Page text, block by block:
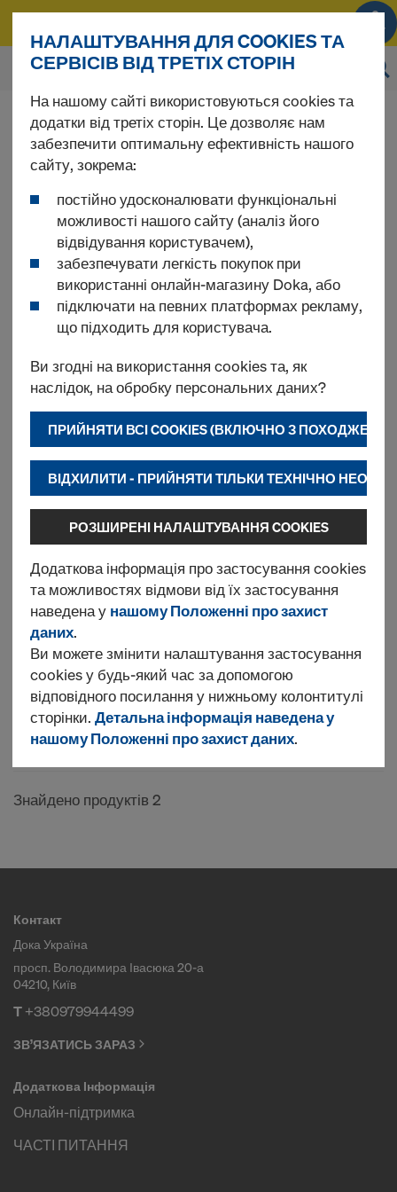
0
Ціни на продукти ви зможете переглянути
післявходу до системи.
Мастило для
опалубки
За частотою
переглядів
Розпилювач для
мастила Doka-Trenn
Новий
Новий
Знайдено продуктів 2
Контакт
Дока Україна
просп. Володимира Івасюка 20-а
04210, Київ
T+380979944499
ЗВ’ЯЗАТИСЬ ЗАРАЗ
Додаткова Інформація
Онлайн-підтримка
ЧАСТІ ПИТАННЯ
НАЛАШТУВАННЯ ДЛЯ COOKIES ТА
СЕРВІСІВ ВІД ТРЕТІХ СТОРІН
На нашому сайті використовуються cookies та
додатки від третіх сторін. Це дозволяє нам
забезпечити оптимальну ефективність нашого
сайту, зокрема:
постійно удосконалювати функціональні
можливості нашого сайту (аналіз його
відвідування користувачем),
забезпечувати легкість покупок при
використанні онлайн-магазину Doka, або
підключати на певних платформах рекламу,
що підходить для користувача.
Ви згодні на використання cookies та, як
наслідок, на обробку персональних даних?
ПРИЙНЯТИ ВСІ COOKIES (ВКЛЮЧНО З
ВІДХИЛИТИ - ПРИЙНЯТИ ТІЛЬКИ ТЕХНІЧНО
РОЗШИРЕНІ НАЛАШТУВАННЯ COOKIES
Додаткова інформація про застосування cookies
та можливостях відмови від їх застосування
наведена у нашому Положенні про захист
даних.
Ви можете змінити налаштування застосування
cookies у будь-який час за допомогою
відповідного посилання у нижньому колонтитулі
сторінки. Детальна інформація наведена у
нашому Положенні про захист даних.